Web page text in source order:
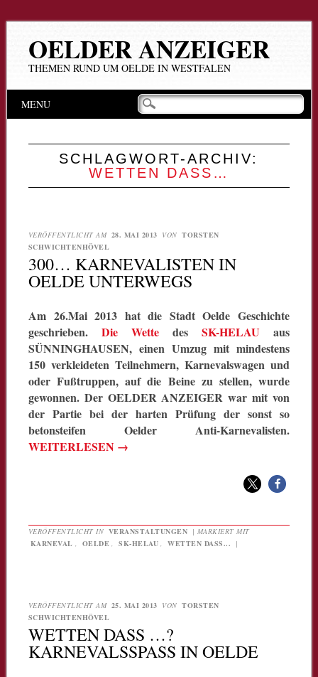
OELDER ANZEIGER
THEMEN RUND UM OELDE IN WESTFALEN
Hauptmenü
Inhalt
MENU
SCHLAGWORT-ARCHIV:
WETTEN DASS…
VERÖFFENTLICHT AM 28. MAI 2013 VON TORSTEN
SCHWICHTENHÖVEL
300… KARNEVALISTEN IN
OELDE UNTERWEGS
Am 26.Mai 2013 hat die Stadt Oelde Geschichte
geschrieben. Die WettedesSK-HELAU aus
SÜNNINGHAUSEN, einen Umzug mit mindestens
150 verkleideten Teilnehmern, Karnevalswagen und
oder Fußtruppen, auf die Beine zu stellen, wurde
gewonnen. Der OELDER ANZEIGER war mit von
der Partie bei der harten Prüfung der sonst so
betonsteifen Oelder Anti-Karnevalisten.
WEITERLESEN →
VERÖFFENTLICHT IN VERANSTALTUNGEN | MARKIERT MIT
KARNEVAL
OELDE SK-HELAU WETTEN DASS... |
VERÖFFENTLICHT AM 25. MAI 2013 VON TORSTEN
SCHWICHTENHÖVEL
WETTEN DASS …?
KARNEVALSSPASS IN OELDE